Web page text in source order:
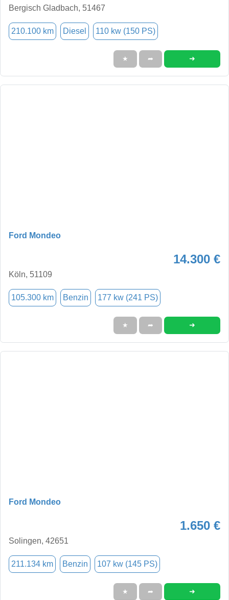
Bergisch Gladbach, 51467
210.100 km Diesel 110 kw (150 PS)
★ ➦ ➜
Ford Mondeo
14.300 €
Köln, 51109
105.300 km Benzin 177 kw (241 PS)
★ ➦ ➜
Ford Mondeo
1.650 €
Solingen, 42651
211.134 km Benzin 107 kw (145 PS)
★ ➦ ➜